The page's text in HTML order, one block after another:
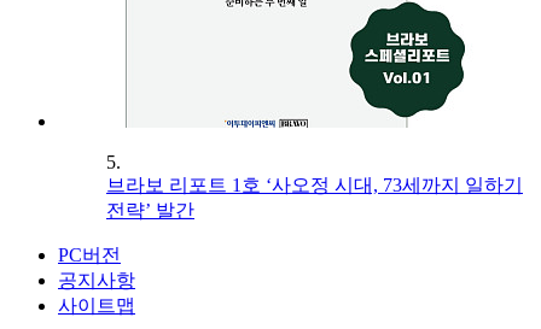
5.
브라보 리포트 1호 ‘사오정 시대, 73세까지 일하기
전략’ 발간
PC버전
공지사항
사이트맵